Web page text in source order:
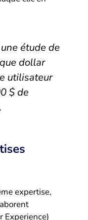
étude de
dollar
utilisateur
$ de
expertise,
Experience)